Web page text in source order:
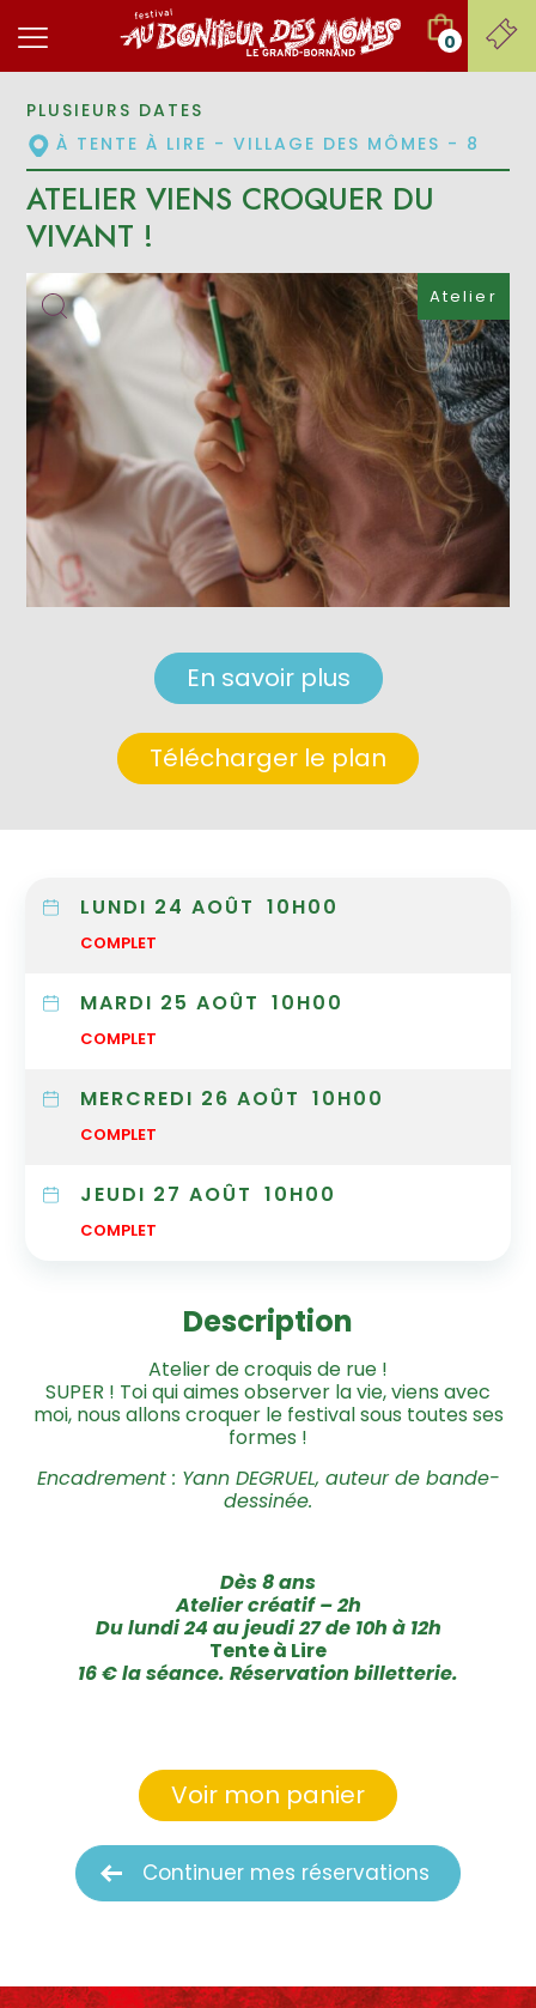
0
Télécharger le plan
En savoir plus
Atelier
PLUSIEURS DATES
À TENTE À LIRE - VILLAGE DES MÔMES - 8
ATELIER VIENS CROQUER DU
VIVANT !
LUNDI 24 AOÛT 10H00
COMPLET
MARDI 25 AOÛT 10H00
COMPLET
MERCREDI 26 AOÛT 10H00
COMPLET
JEUDI 27 AOÛT 10H00
COMPLET
Description
Atelier de croquis de rue !
SUPER ! Toi qui aimes observer la vie, viens avec
moi, nous allons croquer le festival sous toutes ses
formes !
Encadrement : Yann DEGRUEL, auteur de bande-
dessinée.
Dès 8 ans
Atelier créatif – 2h
Du lundi 24 au jeudi 27 de 10h à 12h
Tente à Lire
16 € la séance. Réservation billetterie.
Continuer mes réservations
Voir mon panier